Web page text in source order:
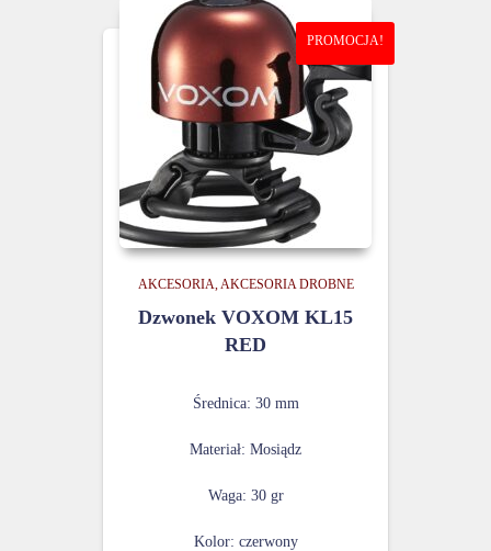
PROMOCJA!
AKCESORIA AKCESORIA DROBNE
Dzwonek VOXOM KL15
RED
Średnica: 30 mm
Materiał: Mosiądz
Waga: 30 gr
Kolor: czerwony